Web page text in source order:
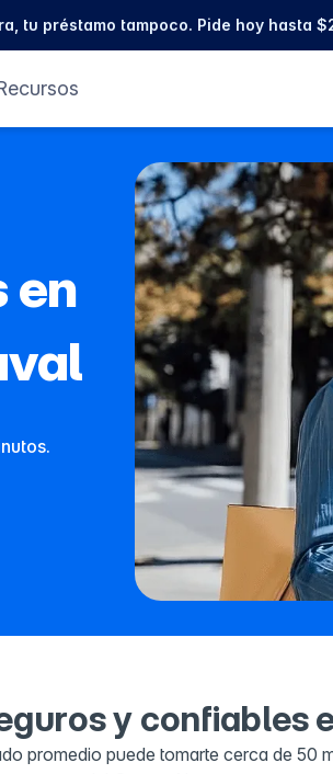
tu préstamo tampoco. Pide hoy hasta
en
y confiables
promedio puede tomarte cerca de 50